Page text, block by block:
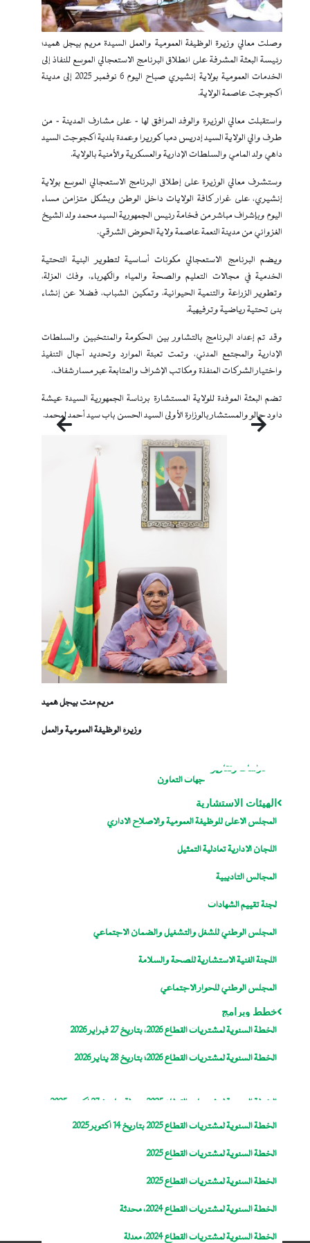
وصلت معالي وزيرة الوظيفة العمومية والعمل السيدة مريم بيجل هميد؛
رئيسة البعثة المشرفة على انطلاق البرنامج الاستعجالي الموسع للنفاذ إلى
الخدمات العمومية بولاية إنشيري صباح اليوم 6 نوفمبر 2025 إلى مدينة
اكجوجت عاصمة الولاية.
واستقبلت معالي الوزيرة والوفد المرافق لها - على مشارف المدينة - من
طرف والي الولاية السيد إدريس دمبا كوريرا وعمدة بلدية اكجوجت السيد
داهي ولد المامي والسلطات الإدارية والعسكرية والأمنية بالولاية.
وستشرف معالي الوزيرة على إطلاق البرنامج الاستعجالي الموسع بولاية
إنشيري، على غرار كافة الولايات داخل الوطن وبشكل متزامن مساء
اليوم وبإشراف مباشر من فخامة رئيس الجمهورية السيد محمد ولد الشيخ
الغزواني من مدينة النعمة عاصمة ولاية الحوض الشرقي.
ويضم البرنامج الاستعجالي مكونات أساسية لتطوير البنية التحتية
الخدمية في مجالات التعليم والصحة والمياه والكهرباء، وفك العزلة،
وتطوير الزراعة والتنمية الحيوانية، وتمكين الشباب، فضلا عن إنشاء
بنى تحتية رياضية وترفيهية.
وقد تم إعداد البرنامج بالتشاور بين الحكومة والمنتخبين والسلطات
الإدارية والمجتمع المدني، وتمت تعبئة الموارد وتحديد آجال التنفيذ
واختيار الشركات المنفذة ومكاتب الإشراف والمتابعة عبر مسار شفاف.
تضم البعثة الموفدة للولاية المستشارة برئاسة الجمهورية السيدة عيشة
داود جالو والمستشار بالوزارة الأولى السيد الحسن باب سيد أحمد لمحمد.
السابق التالي
مريم منت بيجل هميد
وزيرة الوظيفة العمومية والعمل
دراسات وتقارير
جهات التعاون
الهيئات الاستشارية
المجلس الاعلى للوظيفة العمومية والاصلاح الاداري
اللجان الإدارية تعادلية التمثيل
المجالس التأديبية
لجنة تقييم الشهادات
المجلس الوطني للشغل والتشغيل والضمان الاجتماعي
اللجنة الفنية الاستشارية للصحة والسلامة
المجلس الوطني للحوار الاجتماعي
خطط وبرامج
الخطة السنوية لمشتريات القطاع 2026، بتاريخ 27 فبراير 2026
الخطة السنوية لمشتريات القطاع 2026؛ بتاريخ 28 يناير 2026
الخطة السنوية لمشتريات القطاع 2025، معدلة بتاريخ 27 اكتوبر 2025
الخطة السنوية لمشتريات القطاع 2025 بتاريخ 14 اكتوبر 2025
الخطة السنوية لمشتريات القطاع 2025
الخطة السنوية لمشتريات القطاع 2025
الخطة السنوية لمشتريات القطاع 2024، محدثة
الخطة السنوية لمشتريات القطاع 2024، معدلة